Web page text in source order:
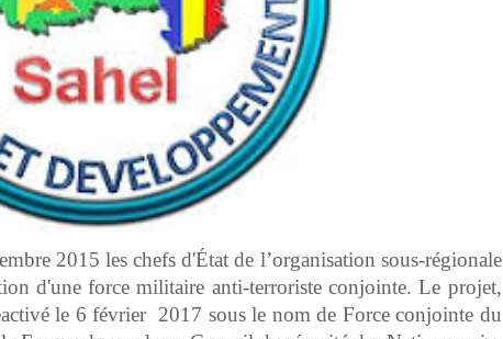
2015 les chefs d'État de l’organisation sous-régionale
d'une force militaire anti-terroriste conjointe. Le projet,
le 6 février 2017 sous le nom de Force conjointe du